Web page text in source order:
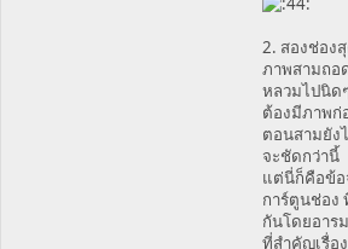
2. สองช่อง
ภาพสามถอ
หลวมไปนิด
ต้องมีภาพ
ตอนสามยัง
จะชัดกว่านี้
แต่นี่ก็คือข้อ
การ์ตูนช่อง
กันโดยอาร
ที่สำคัญเรื่อ